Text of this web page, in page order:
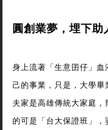
圓創業夢，埋下助
身上流著「生意囝仔」
己的事業，只是，大學畢
夫家是高雄傳統大家庭
的可是「台大保證班」